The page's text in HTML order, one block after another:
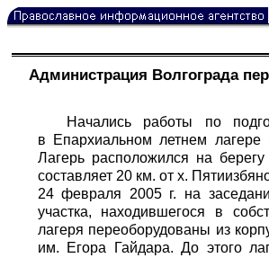
Администрация Волгограда
Начались работы по
в Епархиальном летнем лагере
Лагерь расположился на
составляет 20 км. от х.
24 февраля 2005 г. на
участка, находившегося в
лагеря переоборудованы из
им. Егора Гайдара. До этого